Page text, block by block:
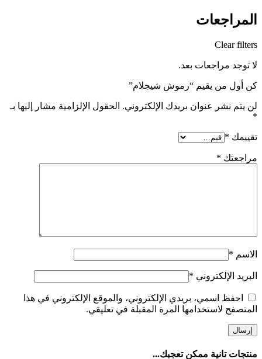
المراجعات
Clear filters
لا توجد مراجعات بعد.
كن أول من يقيم “رموش شيجلام”
لن يتم نشر عنوان بريدك الإلكتروني. الحقول الإلزامية مشار إليها بـ
*
تقييمك *
مراجعتك *
الاسم *
البريد الإلكتروني *
احفظ اسمي، بريدي الإلكتروني، والموقع الإلكتروني في هذا
المتصفح لاستخدامها المرة المقبلة في تعليقي.
منتجات تانية ممكن تعجبك...